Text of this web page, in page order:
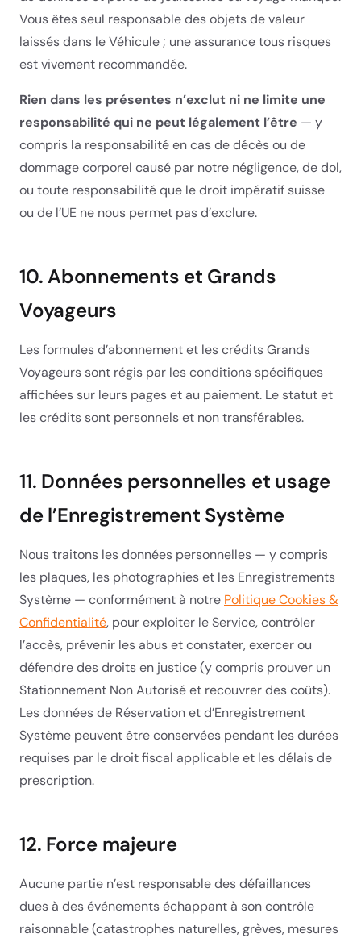
Vous êtes seul responsable des objets de valeur
laissés dans le Véhicule ; une assurance tous risques
est vivement recommandée.
Rien dans les présentes n’exclut ni ne limite une
responsabilité qui ne peut légalement l’être — y
compris la responsabilité en cas de décès ou de
dommage corporel causé par notre négligence, de dol,
ou toute responsabilité que le droit impératif suisse
ou de l’UE ne nous permet pas d’exclure.
10. Abonnements et Grands
Voyageurs
Les formules d’abonnement et les crédits Grands
Voyageurs sont régis par les conditions spécifiques
affichées sur leurs pages et au paiement. Le statut et
les crédits sont personnels et non transférables.
11. Données personnelles et usage
de l’Enregistrement Système
Nous traitons les données personnelles — y compris
les plaques, les photographies et les Enregistrements
Système — conformément à notre Politique Cookies &
Confidentialité, pour exploiter le Service, contrôler
l’accès, prévenir les abus et constater, exercer ou
défendre des droits en justice (y compris prouver un
Stationnement Non Autorisé et recouvrer des coûts).
Les données de Réservation et d’Enregistrement
Système peuvent être conservées pendant les durées
requises par le droit fiscal applicable et les délais de
prescription.
12. Force majeure
Aucune partie n’est responsable des défaillances
dues à des événements échappant à son contrôle
raisonnable (catastrophes naturelles, grèves, mesures